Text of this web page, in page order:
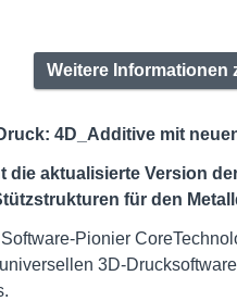
Weitere Informationen
4D_Additive mit
die aktualisierte Version
für den
Pionier
3D-